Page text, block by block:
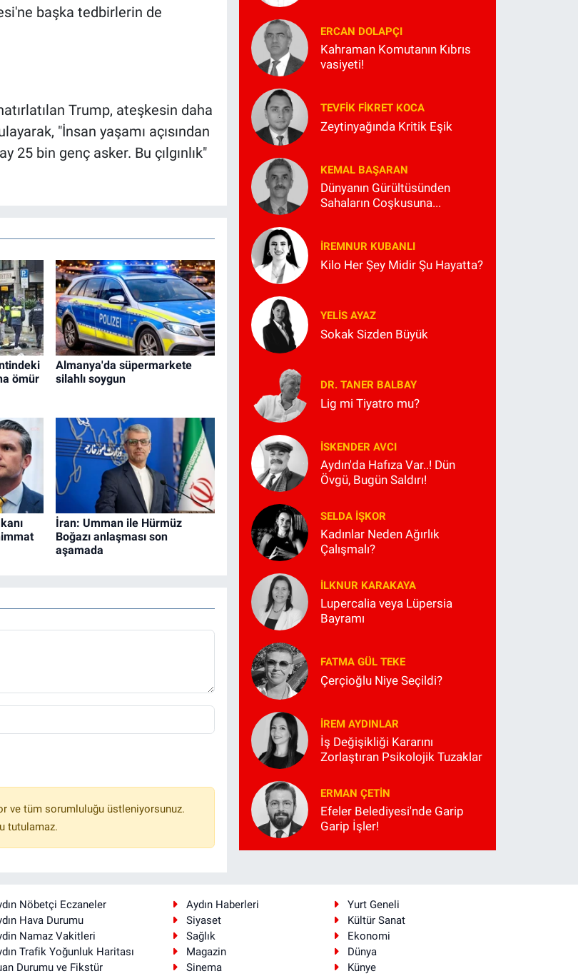
başka tedbirlerin de
Trump, ateşkesin daha
"İnsan yaşamı açısından
25 bin genç asker. Bu çılgınlık"
ömür
Almanya'da süpermarkete
silahlı soygun
İran: Umman ile Hürmüz
Boğazı anlaşması son
aşamada
ve tüm sorumluluğu üstleniyorsunuz.
tutulamaz.
ERCAN DOLAPÇI
Kahraman Komutanın Kıbrıs
vasiyeti!
TEVFIK FIKRET KOCA
Zeytinyağında Kritik Eşik
KEMAL BAŞARAN
Dünyanın Gürültüsünden
Sahaların Coşkusuna...
İREMNUR KUBANLI
Kilo Her Şey Midir Şu Hayatta?
YELIS AYAZ
Sokak Sizden Büyük
DR. TANER BALBAY
Lig mi Tiyatro mu?
İSKENDER AVCI
Aydın'da Hafıza Var..! Dün
Övgü, Bugün Saldırı!
SELDA İŞKOR
Kadınlar Neden Ağırlık
Çalışmalı?
İLKNUR KARAKAYA
Lupercalia veya Lüpersia
Bayramı
FATMA GÜL TEKE
Çerçioğlu Niye Seçildi?
İREM AYDINLAR
İş Değişikliği Kararını
Zorlaştıran Psikolojik Tuzaklar
ERMAN ÇETIN
Efeler Belediyesi'nde Garip
Garip İşler!
Nöbetçi Eczaneler
Hava Durumu
Namaz Vakitleri
Trafik Yoğunluk Haritası
Durumu ve Fikstür
Aydın Haberleri
Yurt Geneli
Siyaset
Kültür Sanat
Sağlık
Ekonomi
Magazin
Dünya
Sinema
Künye